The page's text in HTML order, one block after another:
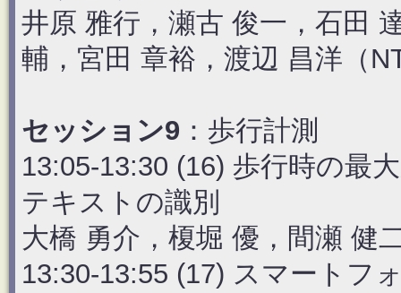
井原 雅行，瀬古 俊一，石田
輔，宮田 章裕，渡辺 昌洋（
セッション9 ：歩行計測
13:05-13:30 (16) 歩行時の最
テキストの識別
大橋 勇介，榎堀 優，間瀬 健
13:30-13:55 (17) スマートフ